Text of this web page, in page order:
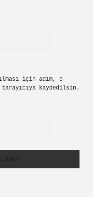
için adım, e-
kaydedilsin.